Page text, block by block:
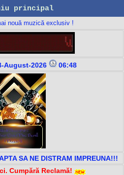
principal
nouă muzică exclusiv !
August-2026 06:48
SA NE DISTRAM IMPREUNA!!!
Cumpără Reclamă!